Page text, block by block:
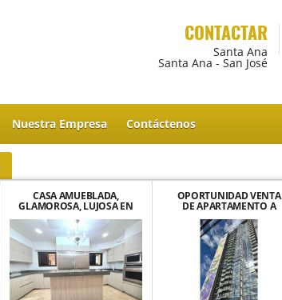
CONTACTAR
Santa Ana
Santa Ana - San José
Nuestra Empresa Contáctenos
CASA AMUEBLADA,
GLAMOROSA, LUJOSA EN
ALTOS DE LAS PALOMAS,
SANTA ANA.
OPORTUNIDAD VENTA
DE APARTAMENTO A
ESTRENAR COND. SKY
GARDEN SABANA